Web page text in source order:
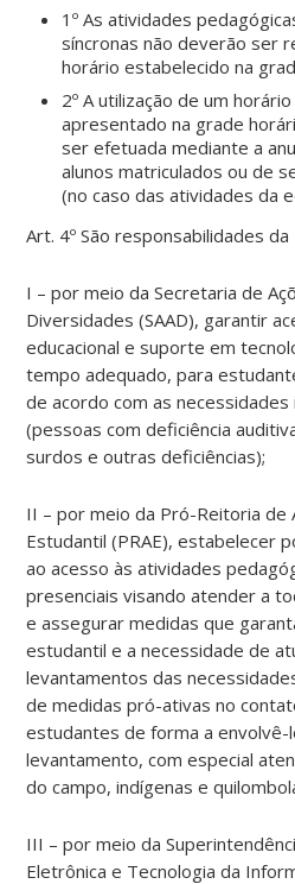
1º As atividades
síncronas não deverão ser
horário estabelecido na
2º A utilização de um
apresentado na grade
ser efetuada mediante a
alunos matriculados ou de
(no caso das atividades da
Art. 4º São responsabilidades da
I – por meio da Secretaria de
Diversidades (SAAD), garantir
educacional e suporte em
tempo adequado, para
de acordo com as necessidades
(pessoas com deficiência
surdos e outras deficiências);
II – por meio da Pró-Reitoria de
Estudantil (PRAE), estabelecer
ao acesso às atividades
presenciais visando atender a
e assegurar medidas que
estudantil e a necessidade de
levantamentos das
de medidas pró-ativas no
estudantes de forma a envolvê-
levantamento, com especial
do campo, indígenas e
III – por meio da
Eletrônica e Tecnologia da